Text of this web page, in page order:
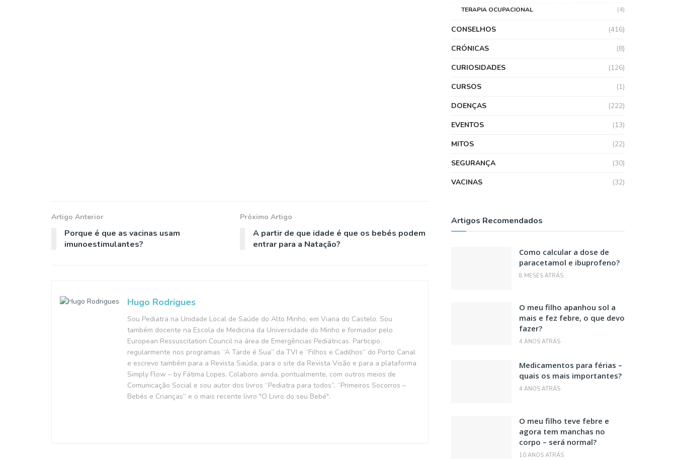
Artigo Anterior
Porque é que as vacinas usam
imunoestimulantes?
Próximo Artigo
A partir de que idade é que os bebés podem
entrar para a Natação?
Hugo Rodrigues
Sou Pediatra na Unidade Local de Saúde do Alto Minho, em Viana do Castelo. Sou
também docente na Escola de Medicina da Universidade do Minho e formador pelo
European Ressuscitation Council na área de Emergências Pediátricas. Participo
regularmente nos programas “A Tarde é Sua” da TVI e “Filhos e Cadilhos” do Porto Canal
e escrevo também para a Revista Saúda, para o site da Revista Visão e para a plataforma
Simply Flow – by Fátima Lopes. Colaboro ainda, pontualmente, com outros meios de
Comunicação Social e sou autor dos livros “Pediatra para todos”, “Primeiros Socorros –
Bebés e Crianças” e o mais recente livro "O Livro do seu Bebé".
TERAPIA OCUPACIONAL
(4)
CONSELHOS
(416)
CRÓNICAS
(8)
CURIOSIDADES
(126)
CURSOS
(1)
DOENÇAS
(222)
EVENTOS
(13)
MITOS
(22)
SEGURANÇA
(30)
VACINAS
(32)
Artigos Recomendados
Como calcular a dose de
paracetamol e ibuprofeno?
8 MESES ATRÁS
O meu filho apanhou sol a
mais e fez febre, o que devo
fazer?
4 ANOS ATRÁS
Medicamentos para férias –
quais os mais importantes?
4 ANOS ATRÁS
O meu filho teve febre e
agora tem manchas no
corpo – será normal?
10 ANOS ATRÁS